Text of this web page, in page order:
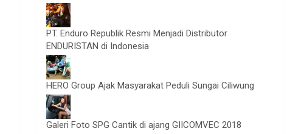
PT. Enduro Republik Resmi Menjadi Distributor
ENDURISTAN di Indonesia
HERO Group Ajak Masyarakat Peduli Sungai Ciliwung
Galeri Foto SPG Cantik di ajang GIICOMVEC 2018